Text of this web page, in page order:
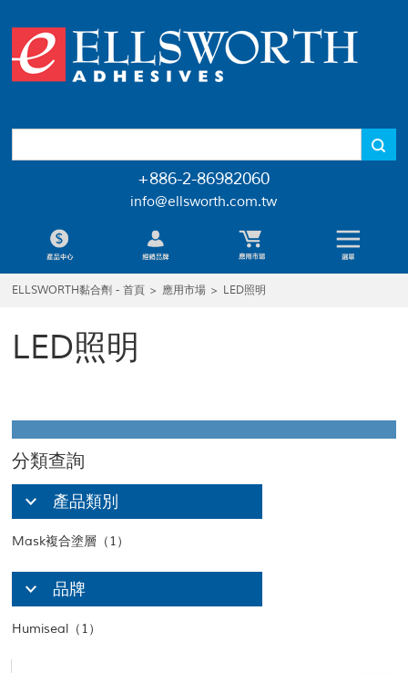
+886-2-86982060
info@ellsworth.com.tw
ELLSWORTH黏合劑 - 首頁 > 應用市場 > LED照明
LED照明
分類查詢
產品類別
Mask複合塗層（1）
品牌
Humiseal（1）